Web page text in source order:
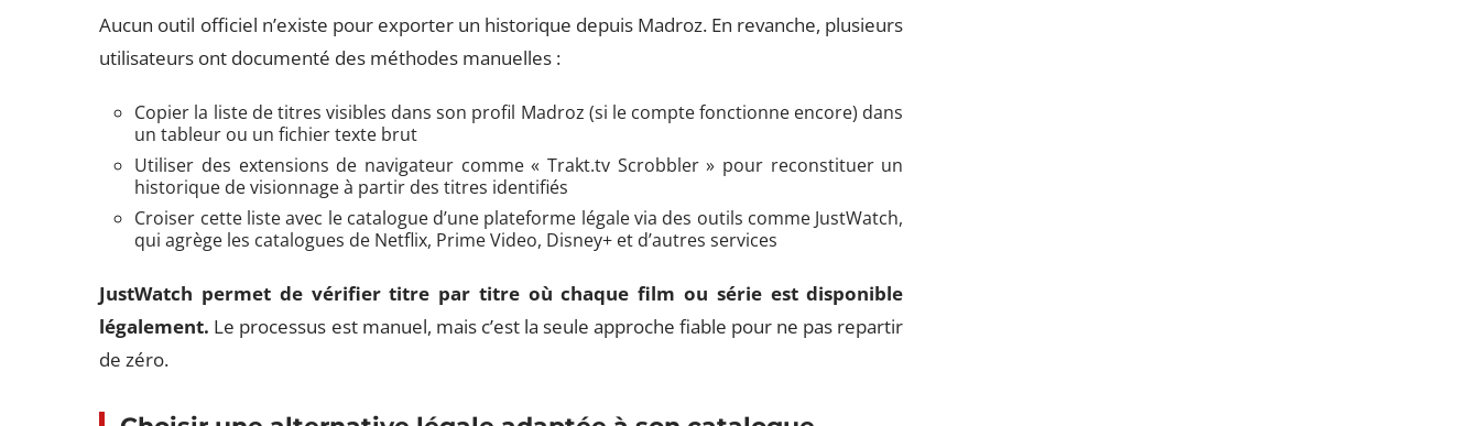
Aucun outil officiel n’existe pour exporter un historique depuis Madroz. En revanche, plusieurs
utilisateurs ont documenté des méthodes manuelles :
Copier la liste de titres visibles dans son profil Madroz (si le compte fonctionne encore) dans
un tableur ou un fichier texte brut
Utiliser des extensions de navigateur comme « Trakt.tv Scrobbler » pour reconstituer un
historique de visionnage à partir des titres identifiés
Croiser cette liste avec le catalogue d’une plateforme légale via des outils comme JustWatch,
qui agrège les catalogues de Netflix, Prime Video, Disney+ et d’autres services
JustWatch permet de vérifier titre par titre où chaque film ou série est disponible
légalement. Le processus est manuel, mais c’est la seule approche fiable pour ne pas repartir
de zéro.